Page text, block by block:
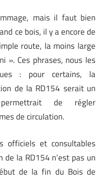
mais il faut bien
ce bois, il y a encore de
route, la moins large
». Ces phrases, nous les
: pour certains, la
de la RD154 serait un
de régler
de circulation.
officiels et consultables
la RD154 n’est pas un
de la fin du Bois de